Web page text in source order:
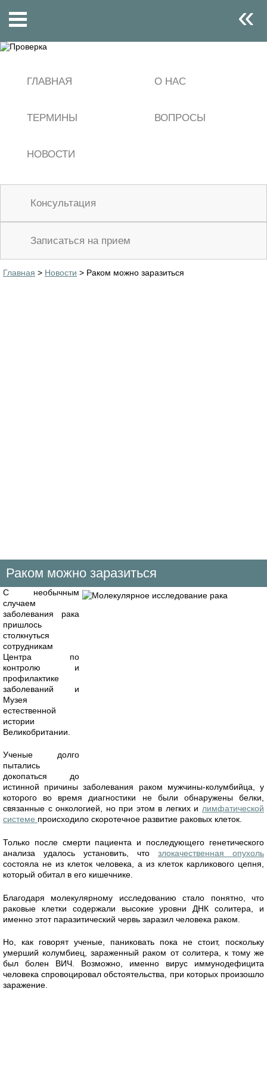
«
ГЛАВНАЯ О НАС
ТЕРМИНЫ ВОПРОСЫ
НОВОСТИ
Консультация
Записаться на прием
Главная > Новости > Раком можно заразиться
Раком можно заразиться
С необычным
случаем
заболевания рака
пришлось
столкнуться
сотрудникам
Центра по
контролю и
профилактике
заболеваний и
Музея
естественной
истории
Великобритании.
Ученые долго
пытались
докопаться до
истинной причины заболевания раком мужчины-колумбийца, у
которого во время диагностики не были обнаружены белки,
связанные с онкологией, но при этом в легких и лимфатической
системе происходило скоротечное развитие раковых клеток.
Только после смерти пациента и последующего генетического
анализа удалось установить, что злокачественная опухоль
состояла не из клеток человека, а из клеток карликового цепня,
который обитал в его кишечнике.
Благодаря молекулярному исследованию стало понятно, что
раковые клетки содержали высокие уровни ДНК солитера, и
именно этот паразитический червь заразил человека раком.
Но, как говорят ученые, паниковать пока не стоит, поскольку
умерший колумбиец, зараженный раком от солитера, к тому же
был болен ВИЧ. Возможно, именно вирус иммунодефицита
человека спровоцировал обстоятельства, при которых произошло
заражение.